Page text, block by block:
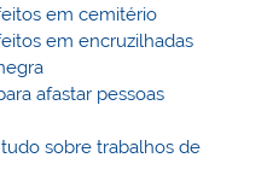
em cemitério
em encruzilhadas
afastar pessoas
sobre trabalhos de